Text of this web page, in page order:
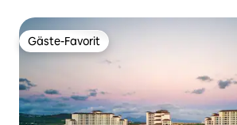
Gäste-Favorit
Gäste-Favorit